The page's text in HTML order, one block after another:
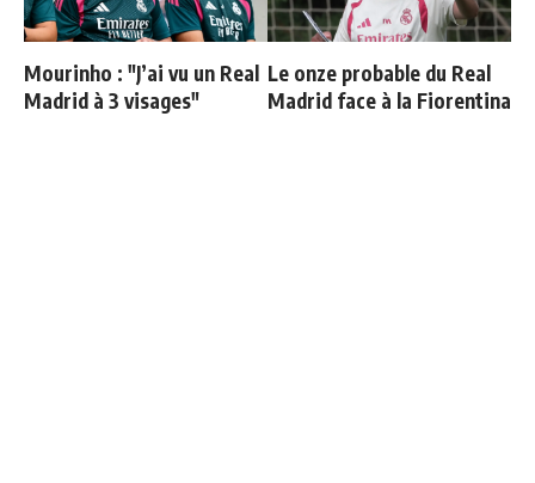
Mourinho : "J’ai vu un Real
Madrid à 3 visages"
Le onze probable du Real
Madrid face à la Fiorentina